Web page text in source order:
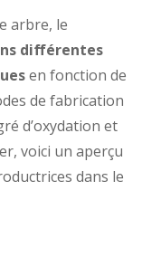
arbre, le
différentes
en fonction de
de fabrication
d’oxydation et
voici un aperçu
dans le